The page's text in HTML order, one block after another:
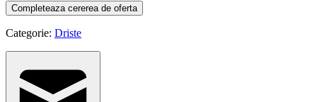
Completeaza cererea de oferta
Categorie: Driste